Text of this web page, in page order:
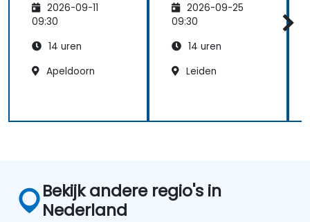
2026-09-11
09:30
14 uren
Apeldoorn
2026-09-25
09:30
14 uren
Leiden
Bekijk andere regio's in
Nederland